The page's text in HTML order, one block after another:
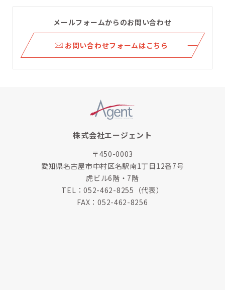
メールフォームからのお問い合わせ
お問い合わせフォームはこちら
株式会社エージェント
〒450-0003
愛知県名古屋市中村区名駅南1丁目12番7号
虎ビル6階・7階
TEL：052-462-8255 （代表）
FAX：052-462-8256